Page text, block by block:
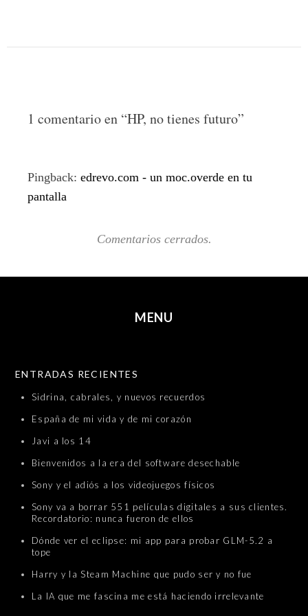
1 comentario en “HP, no tienes futuro”
Pingback: edrevo.com - un moc.overde en tu
pantalla
Comentarios cerrados.
MENU
ENTRADAS RECIENTES
Sidrina, cabrales, y nuevos recuerdos
España de mi vida y de mi corazón
Javi a los 14
Bienvenidos a la era del software desechable
Sony y el adiós a los videojuegos físicos
Sony va a borrar 551 películas digitales a sus clientes.
Recordatorio: nunca fueron de ellos
Dónde ver el eclipse: mi app para probar GLM-5.2 a
tope
Harry y la Steam Machine que pudo ser y no fue
La IA que me fascina me está haciendo irrelevante